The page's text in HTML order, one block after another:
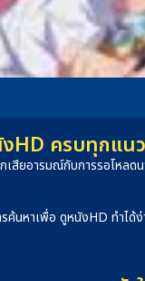
ครบทุกแน
สียอารมณ์กับการรอโห
าเพื่อ ดูหนังHD ทำได้